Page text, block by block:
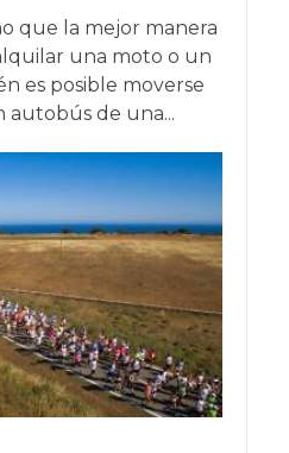
que la mejor manera
una moto o un
es posible moverse
autobús de una...